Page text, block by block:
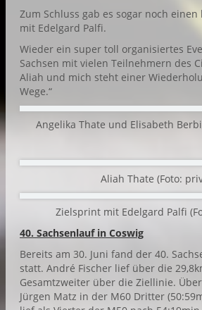
Zum Schluss gab es sogar noch
mit Edelgard Palfi.
Wieder ein super toll organisiertes
Sachsen mit vielen Teilnehmern des
Aliah und mich steht einer
Wege.“
Angelika Thate und Elisabeth
Aliah Thate (Foto:
Zielsprint mit Edelgard Palfi
40. Sachsenlauf in Coswig
Bereits am 30. Juni fand der 40.
statt. André Fischer lief über die
Gesamtzweiter über die Ziellinie.
Jürgen Matz in der M60 Dritter